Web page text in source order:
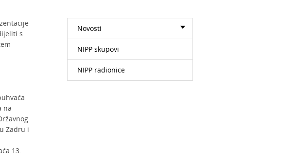
s
na
Zadru i
13.
Novosti
NIPP skupovi
NIPP radionice